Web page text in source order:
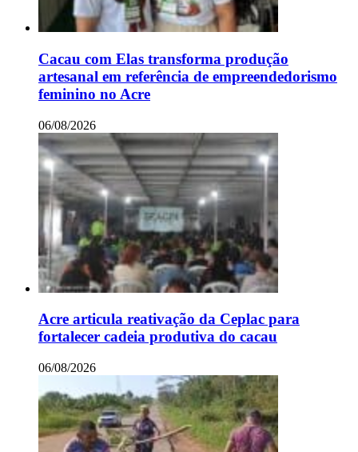
Cacau com Elas transforma produção
artesanal em referência de empreendedorismo
feminino no Acre
06/08/2026
Acre articula reativação da Ceplac para
fortalecer cadeia produtiva do cacau
06/08/2026